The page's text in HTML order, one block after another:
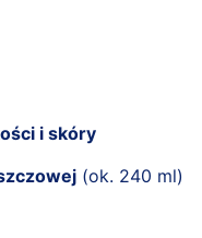
i skóry
(ok. 240 ml)